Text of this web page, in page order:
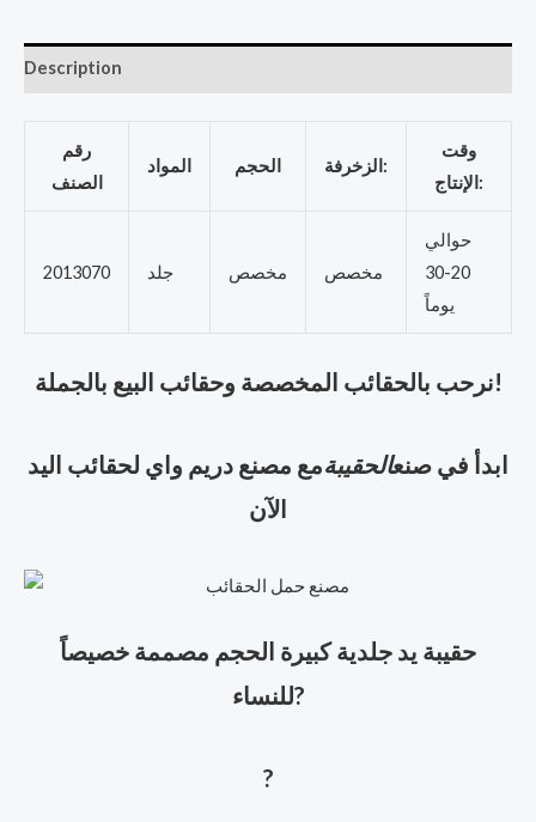
Description
رقم
الصنف
المواد الحجم الزخرفة:
وقت
الإنتاج:
2013070 جلد مخصص مخصص
حوالي
20-30
يوماً
نرحب بالحقائب المخصصة وحقائب البيع بالجملة!
ابدأ في صنعالحقيبةمع مصنع دريم واي لحقائب اليد
الآن
حقيبة يد جلدية كبيرة الحجم مصممة خصيصاً
للنساء?
?